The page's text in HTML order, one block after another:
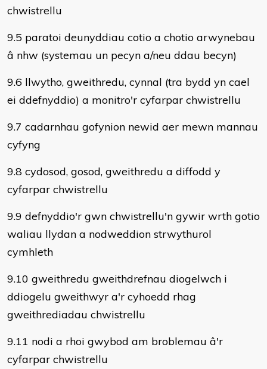
chwistrellu
9.5 paratoi deunyddiau cotio a chotio arwynebau
â nhw (systemau un pecyn a/neu ddau becyn)
9.6 llwytho, gweithredu, cynnal (tra bydd yn cael
ei ddefnyddio) a monitro'r cyfarpar chwistrellu
9.7 cadarnhau gofynion newid aer mewn mannau
cyfyng
9.8 cydosod, gosod, gweithredu a diffodd y
cyfarpar chwistrellu
9.9 defnyddio'r gwn chwistrellu'n gywir wrth gotio
waliau llydan a nodweddion strwythurol
cymhleth
9.10 gweithredu gweithdrefnau diogelwch i
ddiogelu gweithwyr a'r cyhoedd rhag
gweithrediadau chwistrellu
9.11 nodi a rhoi gwybod am broblemau â'r
cyfarpar chwistrellu